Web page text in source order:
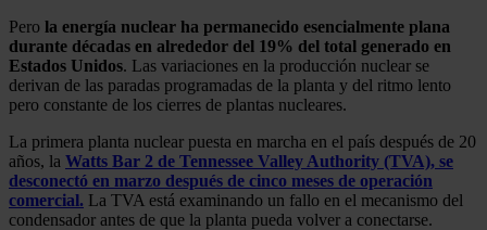
Pero la energía nuclear ha permanecido esencialmente plana
durante décadas en alrededor del 19% del total generado en
Estados Unidos. Las variaciones en la producción nuclear se
derivan de las paradas programadas de la planta y del ritmo lento
pero constante de los cierres de plantas nucleares.
La primera planta nuclear puesta en marcha en el país después de 20
años, la Watts Bar 2 de Tennessee Valley Authority (TVA), se
desconectó en marzo después de cinco meses de operación
comercial. La TVA está examinando un fallo en el mecanismo del
condensador antes de que la planta pueda volver a conectarse.